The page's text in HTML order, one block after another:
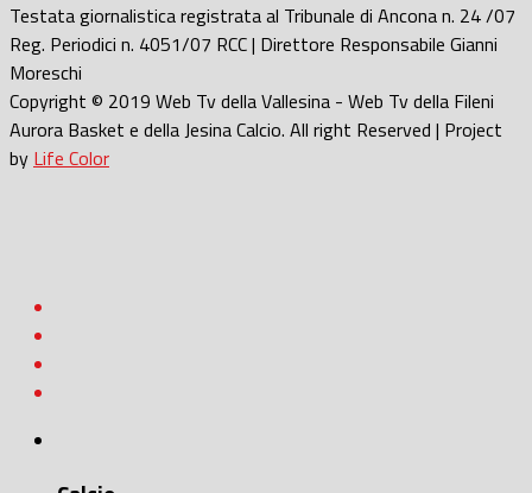
Testata giornalistica registrata al Tribunale di Ancona n. 24 /07
Reg. Periodici n. 4051/07 RCC | Direttore Responsabile Gianni
Moreschi
Copyright © 2019 Web Tv della Vallesina - Web Tv della Fileni
Aurora Basket e della Jesina Calcio. All right Reserved | Project
by Life Color